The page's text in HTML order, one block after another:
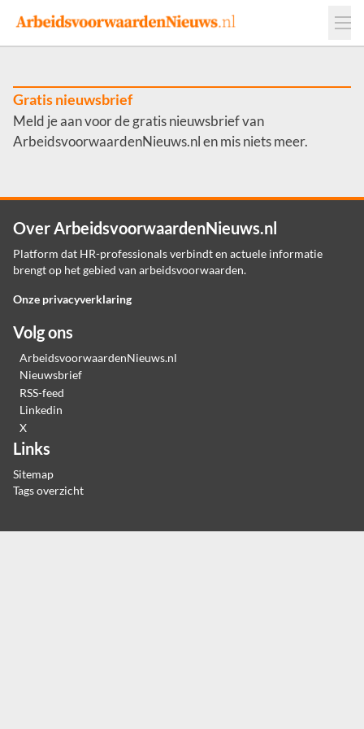
Events
Adverteren
Werkgevers
Contact
Gratis nieuwsbrief
Meld je aan voor de gratis nieuwsbrief van
ArbeidsvoorwaardenNieuws.nl en mis niets meer.
Over ArbeidsvoorwaardenNieuws.nl
Platform dat HR-professionals verbindt en actuele informatie
brengt op het gebied van arbeidsvoorwaarden.
Onze privacyverklaring
Volg ons
ArbeidsvoorwaardenNieuws.nl
Nieuwsbrief
RSS-feed
Linkedin
X
Links
Sitemap
Tags overzicht